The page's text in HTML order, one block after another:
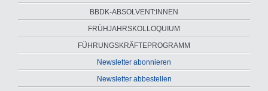
BBDK-ABSOLVENT:INNEN
FRÜHJAHRSKOLLOQUIUM
FÜHRUNGS­KRÄFTE­PROGRAMM
Newsletter abonnieren
Newsletter abbestellen